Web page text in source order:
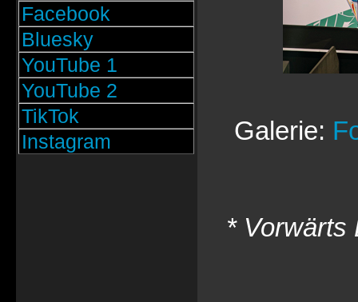
Facebook
Bluesky
YouTube 1
YouTube 2
TikTok
Instagram
Galerie:
* Vorwärts